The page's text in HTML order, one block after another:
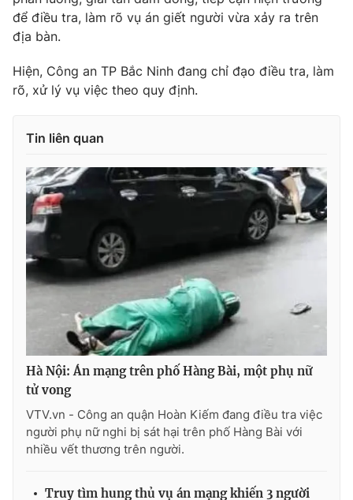
VTV4
VTV9 VTV8
Liên hệ tòa soạn
THỜI BÁO VTV
Cơ quan chủ quản:Đài Truyền hình Việt Nam
Cơ quan báo chí:Thời báo VTV
Giấy phép hoạt động báo in và báo điện tử số 483/GP-BTTTT
Tổng Biên tập: Vũ Thanh Thủy
Phó Tổng Biên tập:Nguyễn Thị Mỹ Hạnh, Phạm Quốc Thắng,
Tổng đài VTV: 024.38 355 931 - 024.38 355 932
để điều tra, làm rõ vụ án giết người vừa xảy ra trên
địa bàn.
Hiện, Công an TP Bắc Ninh đang chỉ đạo điều tra, làm
rõ, xử lý vụ việc theo quy định.
Tin liên quan
Hà Nội: Án mạng trên phố Hàng Bài, một phụ nữ
tử vong
VTV.vn - Công an quận Hoàn Kiếm đang điều tra việc
người phụ nữ nghi bị sát hại trên phố Hàng Bài với
nhiều vết thương trên người.
Truy tìm hung thủ vụ án mạng khiến 3 người